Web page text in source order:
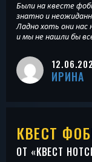
Были на квесте
знатно и
Ладно хоть они нас
и мы не нашли бы
ИРИНА
КВЕСТ
ОТ «КВЕСТ